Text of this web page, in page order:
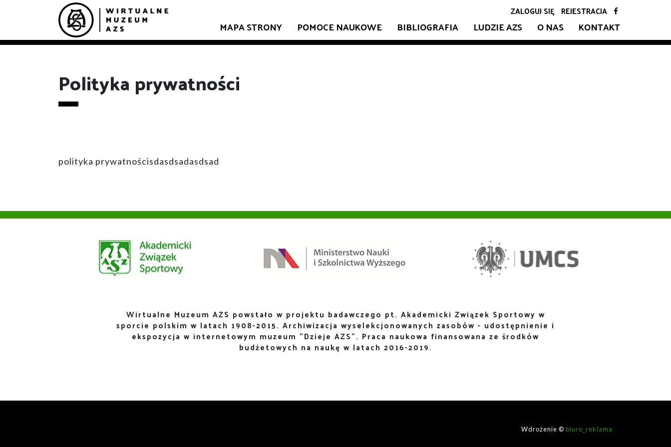
ZALOGUJ SIĘ REJESTRACJA
MAPA STRONY POMOCE NAUKOWE BIBLIOGRAFIA LUDZIE AZS O NAS KONTAKT
Polityka prywatności
polityka prywatnościsdasdsadasdsad
Wirtualne Muzeum AZS powstało w projektu badawczego pt. Akademicki Związek Sportowy w
sporcie polskim w latach 1908-2015. Archiwizacja wyselekcjonowanych zasobów - udostępnienie i
ekspozycja w internetowym muzeum "Dzieje AZS". Praca naukowa finansowana ze środków
budżetowych na naukę w latach 2016-2019.
Wdrożenie © biuro_reklama